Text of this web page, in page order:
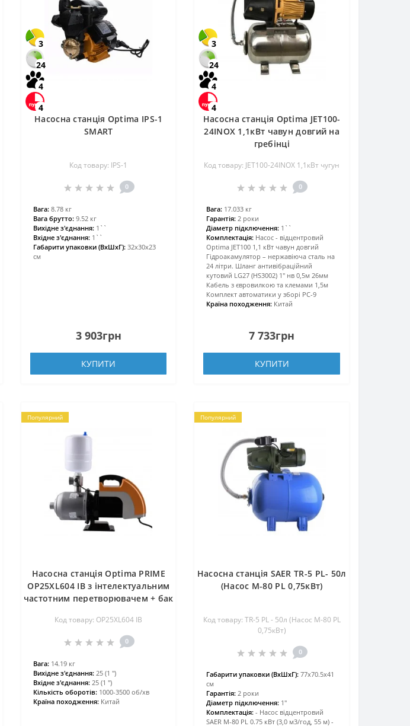
3
24
4
4
Насосна станція Optima IPS-1
SMART
Код товару: IPS-1
0
Вага: 8.78 кг
Вага брутто: 9.52 кг
Вихідне з'єднання: 1``
Вхідне з'єднання: 1``
Габарити упаковки (ВхШхГ): 32х30х23
см
3 903грн
КУПИТИ
3
24
4
4
Насосна станція Optima JET100-
24INOX 1,1кВт чавун довгий на
гребінці
Код товару: JET100-24INOX 1,1кВт чугун
0
Вага: 17.033 кг
Гарантія: 2 роки
Діаметр підключення: 1``
Комплектація: Насос - відцентровий
Optima JET100 1,1 кВт чавун довгий
Гідроакамулятор – нержавіюча сталь на
24 літри. Шланг антивібраційний
кутовий LG27 (HS3002) 1″ нв 0,5м 26мм
Кабель з євровилкою та клемами 1,5м
Комплект автоматики у зборі PC-9
Країна походження: Китай
7 733грн
КУПИТИ
Популярний
Насосна станція Optima PRIME
OP25XL604 IB з інтелектуальним
частотним перетворювачем + бак
Код товару: OP25XL604 IB
0
Вага: 14.19 кг
Вихідне з'єднання: 25 (1 ″)
Вхідне з'єднання: 25 (1 ″)
Кількість оборотів: 1000-3500 об/хв
Країна походження: Китай
Популярний
Насосна станція SAER TR-5 PL- 50л
(Насос M-80 PL 0,75кВт)
Код товару: TR-5 PL - 50л (Насос M-80 PL
0,75кВт)
0
Габарити упаковки (ВхШхГ): 77x70.5x41
см
Гарантія: 2 роки
Діаметр підключення: 1″
Комплектація: - Насос відцентровий
SAER M-80 PL 0.75 кВт (3,0 м3/год, 55 м) -